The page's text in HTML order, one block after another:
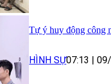
Tự ý huy động công
HÌNH SỰ07:13